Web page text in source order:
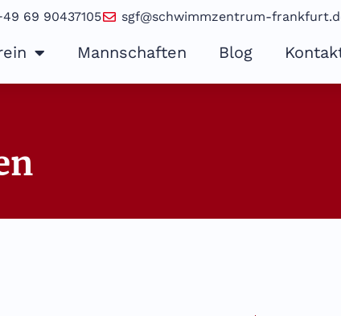
69 90437105 sgf@schwimmzentrum-
Mannschaften Blog